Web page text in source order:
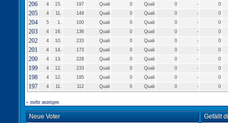
206 4 15. 197 Quali 0 Quali 0 - 0
205 4 11. 149 Quali 0 Quali 0 - 0
204 5 1. 100 Quali 0 Quali 0 - 0
203 4 16. 136 Quali 0 Quali 0 - 0
202 4 10. 233 Quali 0 Quali 0 - 0
201 4 14. 173 Quali 0 Quali 0 - 0
200 4 13. 228 Quali 0 Quali 0 - 0
199 4 12. 233 Quali 0 Quali 0 - 0
198 4 12. 195 Quali 0 Quali 0 - 0
197 4 11. 112 Quali 0 Quali 0 - 0
» mehr anzeigen
Neue Voter
Gefällt